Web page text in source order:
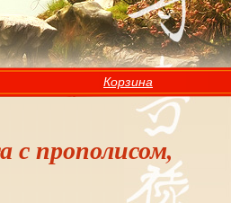
Корзина
с прополисом,